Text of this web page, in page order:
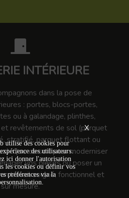
INTÉRIEURE
dans la pose de
: portes, blocs-portes,
ou à galandage, plinthes,
et revêtements de sol (parquet
stratifié, parquet flottant ou
Que ce soit pour moderniser
vos pièces ou poser un
travail soigné, fonctionnel et
sur mesure.
X
utilise des cookies pour
des utilisateurs.
ici donner l'autorisation
les cookies ou définir vos
préférences via la